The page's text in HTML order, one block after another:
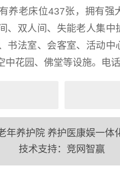
养老床位437张，拥有强
、双人间、失能老人集中
书法室、会客室、活动中
中花园、佛堂等设施。电
年养护院 养护医康娱一体
技术支持： 竞网智赢